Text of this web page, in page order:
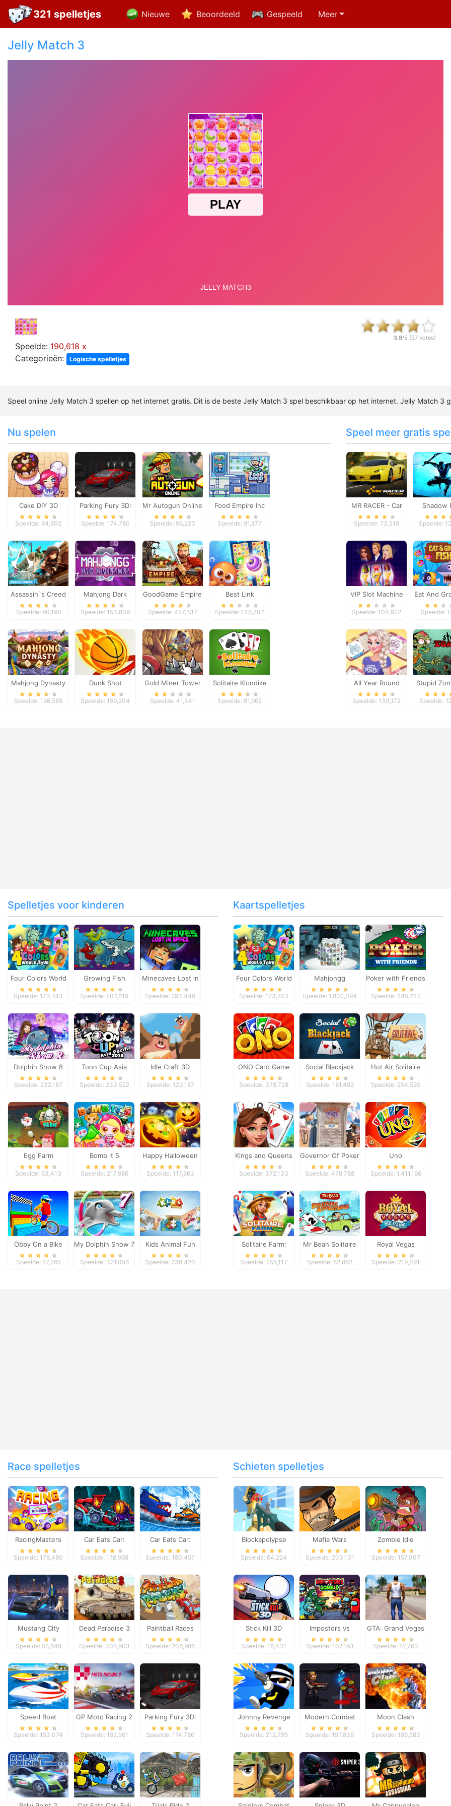
321 spelletjes Nieuwe Beoordeeld Gespeeld Meer
Jelly Match 3
Speelde: 190,618 x
Categorieën:
Logische spelletjes
3.8/5 (97votes)
Speel online Jelly Match 3 spellen op het internet gratis. Dit is de beste Jelly Match 3 spel beschikbaar op het internet. Jelly Match 3
Nu spelen
Cake DIY 3D
Speelde: 84,602
Parking Fury 3D:
Night Thief
Speelde: 174,780
Mr Autogun Online
Speelde: 96,223
Food Empire Inc
Speelde: 91,877
Assassin`s Creed
Freerunners
Speelde: 90,198
Mahjong Dark
Dimensions
Speelde: 153,839
GoodGame Empire
Speelde: 457,537
Best Link
Speelde: 146,707
Mahjong Dynasty
Speelde: 198,589
Dunk Shot
Speelde: 159,204
Gold Miner Tower
Defense
Speelde: 41,341
Solitaire Klondike
Speelde: 61,962
Speel meer gratis
MR RACER - Car
Racing
Speelde: 73,519
Shadow
Speelde:
VIP Slot Machine
Speelde: 100,922
Eat And
Speelde:
All Year Round
Fashion Frosty Girl
Speelde: 130,172
Stupid
Speelde:
Spelletjes voor kinderen
Four Colors World
Tour
Speelde: 173,743
Growing Fish
Speelde: 207,619
Minecaves Lost in
Space
Speelde: 293,449
Dolphin Show 8
Speelde: 232,187
Toon Cup Asia
Pacific 2018
Speelde: 233,522
Idle Craft 3D
Speelde: 123,187
Egg Farm
Speelde: 63,413
Bomb it 5
Speelde: 217,986
Happy Halloween
Speelde: 117,663
Obby On a Bike
Speelde: 57,765
My Dolphin Show 7
Speelde: 321,056
Kids Animal Fun
Speelde: 238,420
Kaartspelletjes
Four Colors World
Tour
Speelde: 173,743
Mahjongg
Dimensions
Speelde: 1,802,094
Poker with Friends
Speelde: 245,242
ONO Card Game
Speelde: 378,728
Social Blackjack
Speelde: 181,482
Hot Air Solitaire
Speelde: 254,520
Kings and Queens
Solitaire Tripeaks
Speelde: 372,133
Governor Of Poker
2
Speelde: 478,788
Uno
Speelde: 1,411,166
Solitaire Farm:
Seasons
Speelde: 258,117
Mr Bean Solitaire
Adventures
Speelde: 82,882
Royal Vegas
Solitaire
Speelde: 219,091
Race spelletjes
RacingMasters
Speelde: 178,480
Car Eats Car:
Dungeon
Speelde: 178,968
Car Eats Car:
Winter Adventure
Speelde: 180,457
Mustang City
Driver
Speelde: 55,648
Dead Paradise 3
Speelde: 305,903
Paintball Races
Speelde: 206,986
Speed Boat
Extreme Racing
Speelde: 153,074
GP Moto Racing 2
Speelde: 192,561
Parking Fury 3D:
Night Thief
Speelde: 174,780
Schieten spelletjes
Blockapolypse
Zombie Shooter
Speelde: 64,224
Mafia Wars
Speelde: 203,131
Zombie Idle
Defense Online
Speelde: 157,007
Stick Kill 3D
Speelde: 16,431
Impostors vs
Zombies: Survival
Speelde: 107,193
GTA: Grand Vegas
Crime
Speelde: 57,763
Johnny Revenge
Speelde: 212,795
Modern Combat
Defense
Speelde: 197,836
Moon Clash
Heroes
Speelde: 186,583